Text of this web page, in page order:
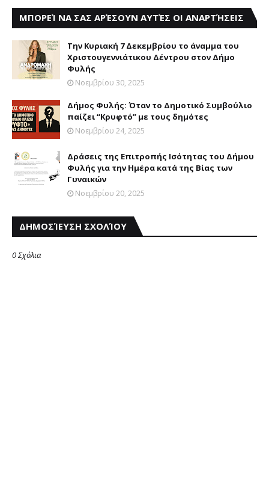
ΜΠΟΡΕΊ ΝΑ ΣΑΣ ΑΡΈΣΟΥΝ ΑΥΤΈΣ ΟΙ ΑΝΑΡΤΉΣΕΙΣ
Την Κυριακή 7 Δεκεμβρίου το άναμμα του
Χριστουγεννιάτικου Δέντρου στον Δήμο
Φυλής
Νοεμβρίου 30, 2025
Δήμος Φυλής: Όταν το Δημοτικό Συμβούλιο
παίζει “Κρυφτό” με τους δημότες
Νοεμβρίου 24, 2025
Δράσεις της Επιτροπής Ισότητας του Δήμου
Φυλής για την Ημέρα κατά της Βίας των
Γυναικών
Νοεμβρίου 20, 2025
ΔΗΜΟΣΊΕΥΣΗ ΣΧΟΛΊΟΥ
0 Σχόλια